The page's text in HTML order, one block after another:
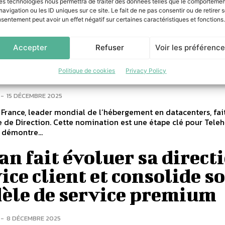
ou les ID uniques sur ce site. Le fait de ne pas consentir ou de retirer
peut avoir un effet négatif sur certaines caractéristiques et fonctions.
Accepter Refuser Voir les
Politique de cookies Privacy Policy
fait évoluer son équipe commerciale en nommant
au poste de Directeur commercial pour la région nord.
dans...
Souchu nommée
chez Telehouse
- 15 DÉCEMBRE 2025
leader mondial de l’hébergement en datacenters,
de Direction. Cette nomination est une étape clé pour
fait évoluer sa
client et consolide
de service premium
- 8 DÉCEMBRE 2025